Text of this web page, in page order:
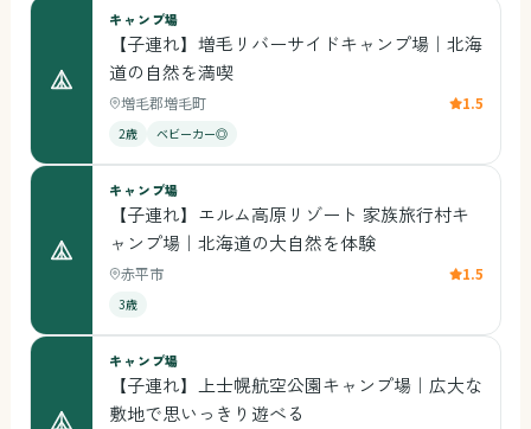
キャンプ場
【子連れ】増毛リバーサイドキャンプ場｜北海
道の自然を満喫
増毛郡増毛町 1.5
2歳 ベビーカー◎
キャンプ場
【子連れ】エルム高原リゾート 家族旅行村キ
ャンプ場｜北海道の大自然を体験
赤平市 1.5
3歳
キャンプ場
【子連れ】上士幌航空公園キャンプ場｜広大な
敷地で思いっきり遊べる